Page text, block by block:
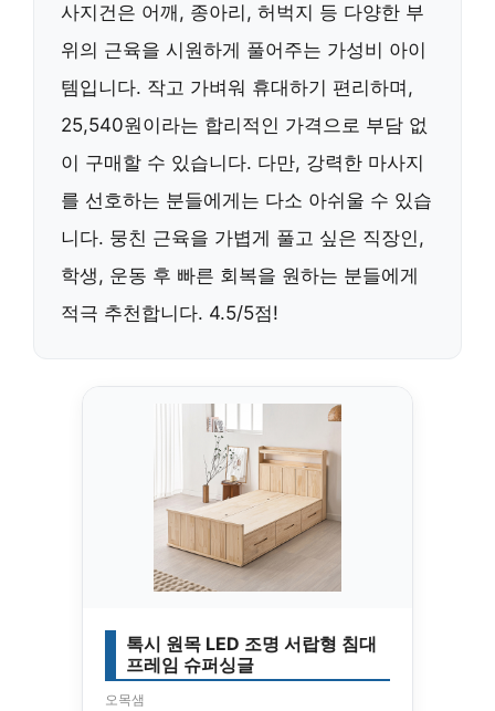
사지건은 어깨, 종아리, 허벅지 등 다양한 부
위의 근육을 시원하게 풀어주는 가성비 아이
템입니다. 작고 가벼워 휴대하기 편리하며,
25,540원이라는 합리적인 가격으로 부담 없
이 구매할 수 있습니다. 다만, 강력한 마사지
를 선호하는 분들에게는 다소 아쉬울 수 있습
니다. 뭉친 근육을 가볍게 풀고 싶은 직장인,
학생, 운동 후 빠른 회복을 원하는 분들에게
적극 추천합니다. 4.5/5점!
톡시 원목 LED 조명 서랍형 침대
프레임 슈퍼싱글
오목샘